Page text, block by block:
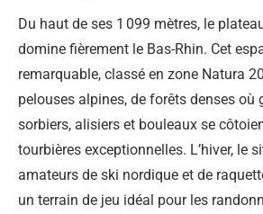
Du haut de ses 1 099 mètres, le
domine fièrement le Bas-Rhin. Cet
remarquable, classé en zone Natura
pelouses alpines, de forêts denses où
sorbiers, alisiers et bouleaux se
tourbières exceptionnelles. L’hiver, le
amateurs de ski nordique et de
un terrain de jeu idéal pour les